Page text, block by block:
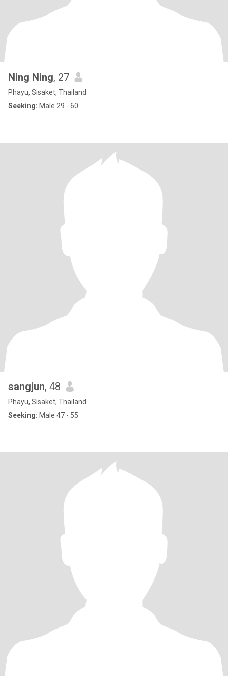
Ning Ning, 27
Phayu, Sisaket, Thailand
Seeking: Male 29 - 60
sangjun, 48
Phayu, Sisaket, Thailand
Seeking: Male 47 - 55